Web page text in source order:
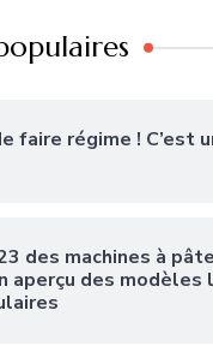
faire régime ! C’est
des machines à
aperçu des modèles